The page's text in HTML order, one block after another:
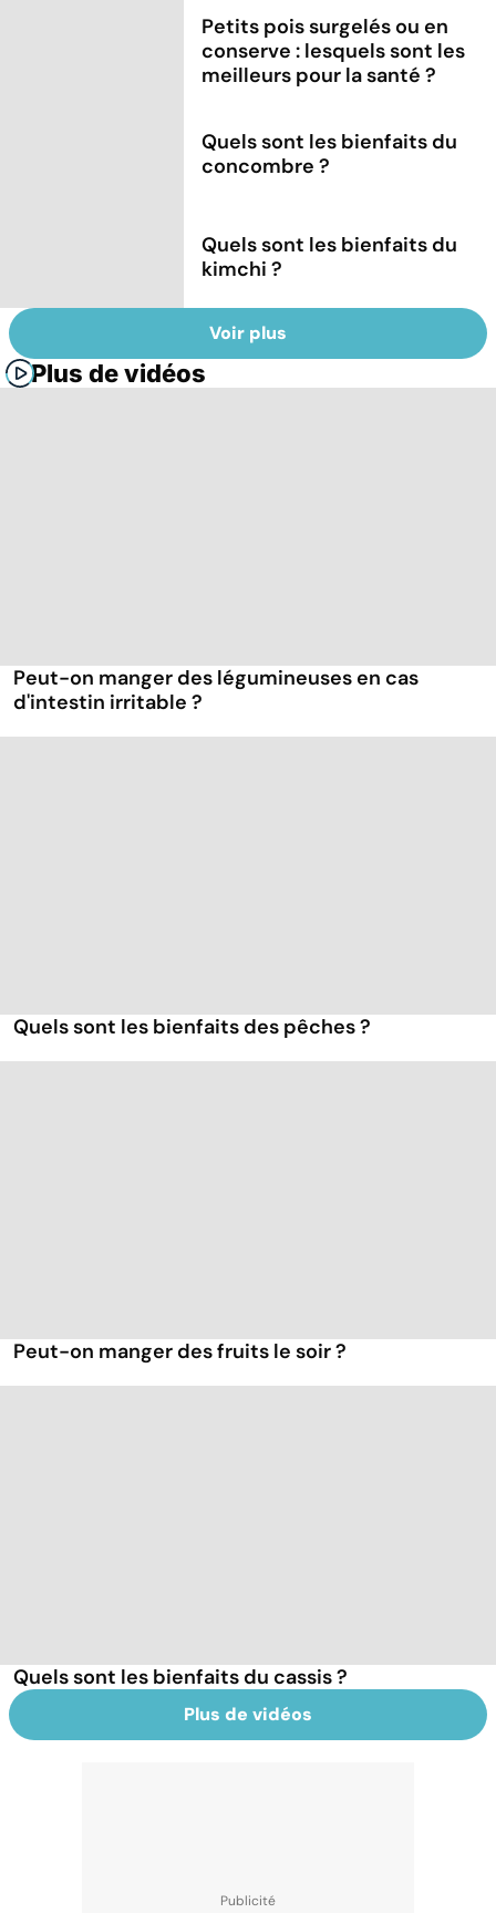
Petits pois surgelés ou en
conserve : lesquels sont les
meilleurs pour la santé ?
Quels sont les bienfaits du
concombre ?
Quels sont les bienfaits du
kimchi ?
Voir plus
Plus de vidéos
Peut-on manger des légumineuses en cas
d'intestin irritable ?
Quels sont les bienfaits des pêches ?
Peut-on manger des fruits le soir ?
Quels sont les bienfaits du cassis ?
Plus de vidéos